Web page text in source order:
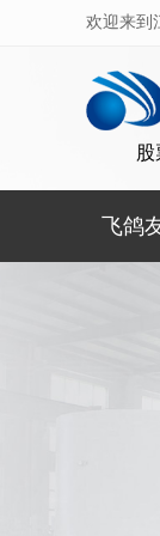
欢迎来到
股
飞鸽